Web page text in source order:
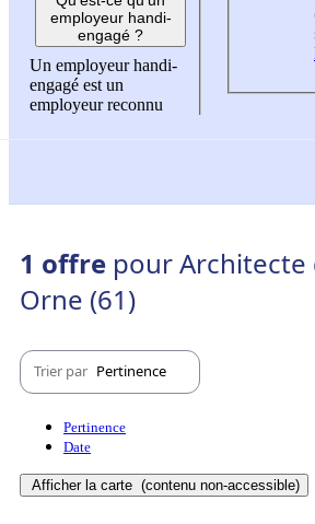
employeur handi-
engagé ?
Un employeur handi-
engagé est un
employeur reconnu
1 offre pour
Orne (61)
Trier par Pertinence
Pertinence
Date
Afficher la carte (contenu non-accessible)